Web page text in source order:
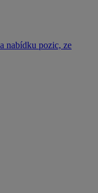
nabídku pozic, ze